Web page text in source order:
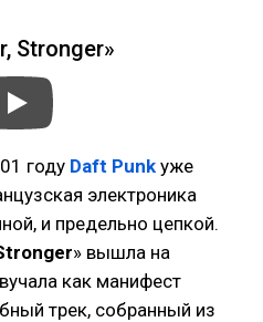
Stronger»
году Daft Punk уже
электроника
и предельно цепкой.
» вышла на
как манифест
трек, собранный из